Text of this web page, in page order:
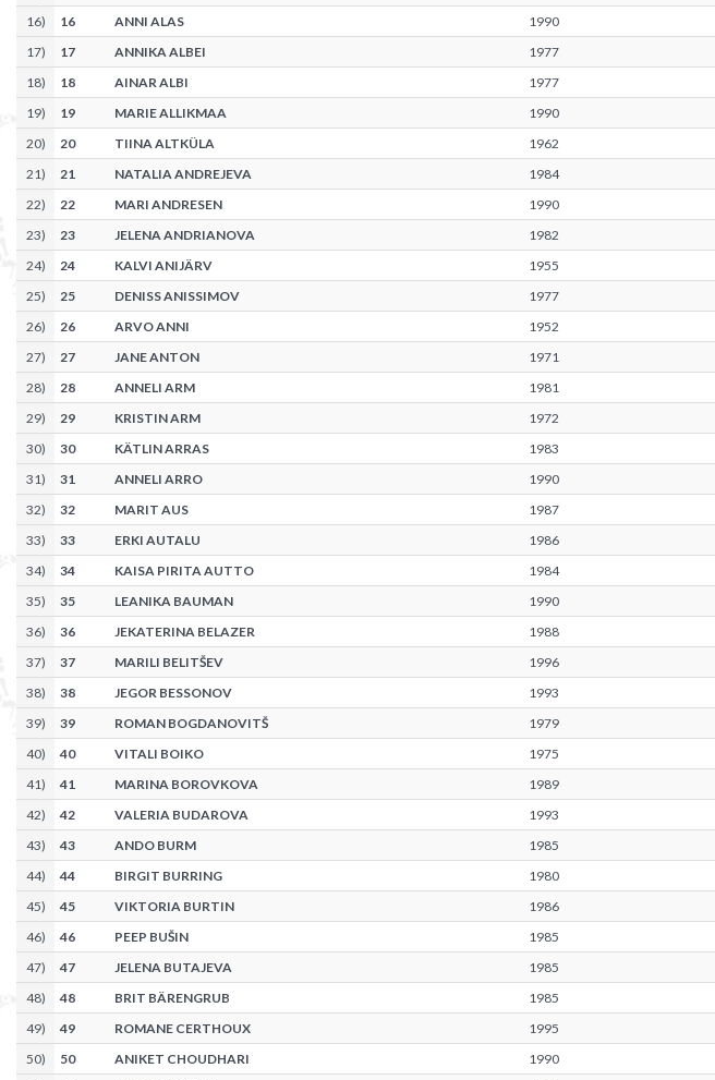
16) 16 ANNI ALAS 1990
17) 17 ANNIKA ALBEI 1977
18) 18 AINAR ALBI 1977
19) 19 MARIE ALLIKMAA 1990
20) 20 TIINA ALTKÜLA 1962
21) 21 NATALIA ANDREJEVA 1984
22) 22 MARI ANDRESEN 1990
23) 23 JELENA ANDRIANOVA 1982
24) 24 KALVI ANIJÄRV 1955
25) 25 DENISS ANISSIMOV 1977
26) 26 ARVO ANNI 1952
27) 27 JANE ANTON 1971
28) 28 ANNELI ARM 1981
29) 29 KRISTIN ARM 1972
30) 30 KÄTLIN ARRAS 1983
31) 31 ANNELI ARRO 1990
32) 32 MARIT AUS 1987
33) 33 ERKI AUTALU 1986
34) 34 KAISA PIRITA AUTTO 1984
35) 35 LEANIKA BAUMAN 1990
36) 36 JEKATERINA BELAZER 1988
37) 37 MARILI BELITŠEV 1996
38) 38 JEGOR BESSONOV 1993
39) 39 ROMAN BOGDANOVITŠ 1979
40) 40 VITALI BOIKO 1975
41) 41 MARINA BOROVKOVA 1989
42) 42 VALERIA BUDAROVA 1993
43) 43 ANDO BURM 1985
44) 44 BIRGIT BURRING 1980
45) 45 VIKTORIA BURTIN 1986
46) 46 PEEP BUŠIN 1985
47) 47 JELENA BUTAJEVA 1985
48) 48 BRIT BÄRENGRUB 1985
49) 49 ROMANE CERTHOUX 1995
50) 50 ANIKET CHOUDHARI 1990